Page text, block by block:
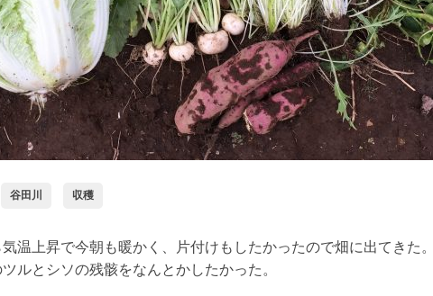
谷田川 収穫
温上昇で今朝も暖かく、片付けもしたかったので畑に出てきた
ルとシソの残骸をなんとかしたかった。